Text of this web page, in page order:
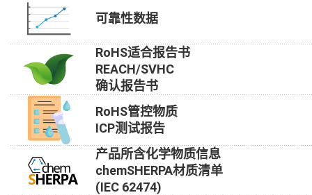
可靠性数据
RoHS适合报告书
REACH/SVHC
确认报告书
RoHS管控物质
ICP测试报告
产品所含化学物质信息
chemSHERPA材质清单
(IEC 62474)